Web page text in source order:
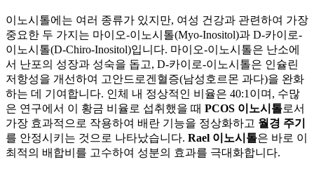
이노시톨에는 여러 종류가 있지만, 여성 건강과 관련하여 가장
중요한 두 가지는 마이오-이노시톨(Myo-Inositol)과 D-카이로-
이노시톨(D-Chiro-Inositol)입니다. 마이오-이노시톨은 난소에
서 난포의 성장과 성숙을 돕고, D-카이로-이노시톨은 인슐린
저항성을 개선하여 고안드로겐혈증(남성호르몬 과다)을 완화
하는 데 기여합니다. 인체 내 정상적인 비율은 40:1이며, 수많
은 연구에서 이 황금 비율로 섭취했을 때 PCOS 이노시톨로서
가장 효과적으로 작용하여 배란 기능을 정상화하고 월경 주기
를 안정시키는 것으로 나타났습니다. Rael 이노시톨은 바로 이
최적의 배합비를 고수하여 성분의 효과를 극대화합니다.